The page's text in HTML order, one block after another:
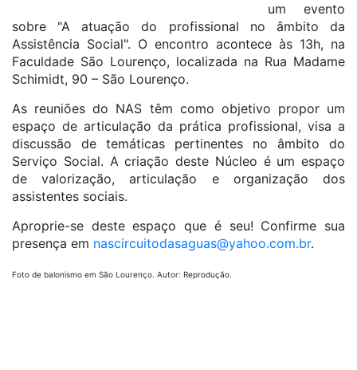
um evento
sobre "A atuação do profissional no âmbito da
Assistência Social". O encontro acontece às 13h, na
Faculdade São Lourenço, localizada na Rua Madame
Schimidt, 90 – São Lourenço.
As reuniões do NAS têm como objetivo propor um
espaço de articulação da prática profissional, visa a
discussão de temáticas pertinentes no âmbito do
Serviço Social. A criação deste Núcleo é um espaço
de valorização, articulação e organização dos
assistentes sociais.
Aproprie-se deste espaço que é seu! Confirme sua
presença em nascircuitodasaguas@yahoo.com.br.
Foto de balonismo em São Lourenço. Autor: Reprodução.